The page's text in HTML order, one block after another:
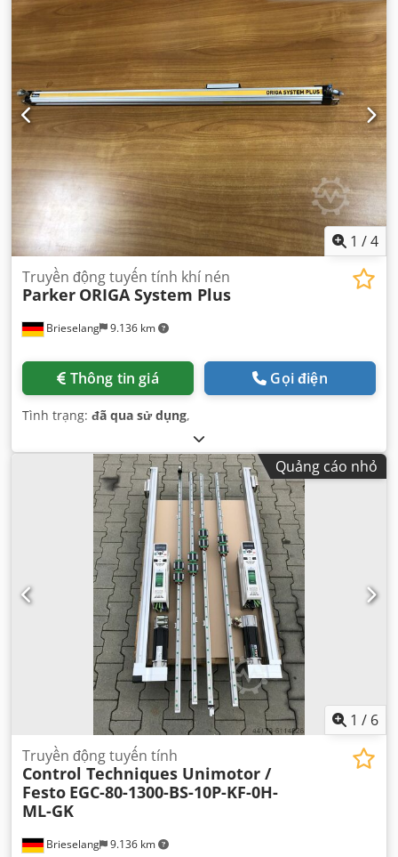
1 /4
Brieselang 9.136 km
Truyền động tuyến tính khí nén
Parker ORIGA System Plus
Thông tin giá Gọi điện
Tình trạng: đã qua sử dụng,
Quảng cáo nhỏ
1 / 6
Brieselang 9.136 km
Truyền động tuyến tính
Control Techniques Unimotor /
Festo EGC-80-1300-BS-10P-KF-0H-
ML-GK